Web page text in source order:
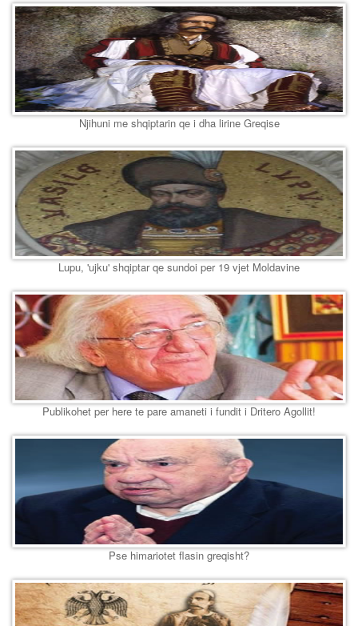
Njihuni me shqiptarin qe i dha lirine Greqise
Lupu, 'ujku' shqiptar qe sundoi per 19 vjet Moldavine
Publikohet per here te pare amaneti i fundit i Dritero Agollit!
Pse himariotet flasin greqisht?